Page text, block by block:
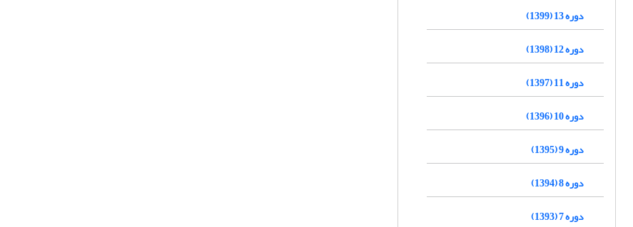
دوره 13 (1399)
دوره 12 (1398)
دوره 11 (1397)
دوره 10 (1396)
دوره 9 (1395)
دوره 8 (1394)
دوره 7 (1393)